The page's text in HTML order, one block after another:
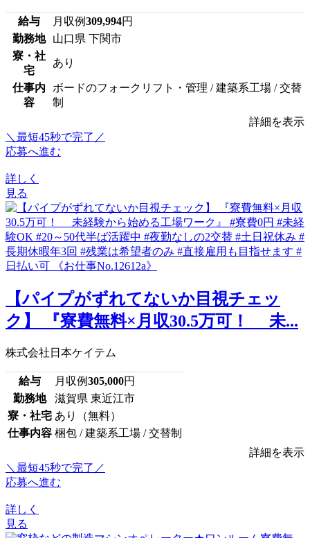
給与 月収例309,994円
勤務地
山口県 下関市
寮・社
宅
あり
仕事内
容
ボードのフォークリフト・管理 / 建築系工場 / 交替
制
詳細を表示
＼最短45秒で完了／
応募へ進む
詳しく
見る
【パイプがずれてないか目視チェッ
ク】 『寮費無料×月収30.5万可！ 未...
株式会社日本ケイテム
給与 月収例305,000円
勤務地
滋賀県 東近江市
寮・社宅 あり（無料）
仕事内容 梱包 / 建築系工場 / 交替制
詳細を表示
＼最短45秒で完了／
応募へ進む
詳しく
見る